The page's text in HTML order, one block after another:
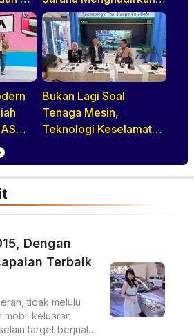
Pengemudi Truk Yang
Profesional
Bukan Lagi Soal
Tenaga Mesin,
Teknologi Keselamatan
2026
Dengan
Terbaik
tidak melulu
mobil keluaran
target berjualan